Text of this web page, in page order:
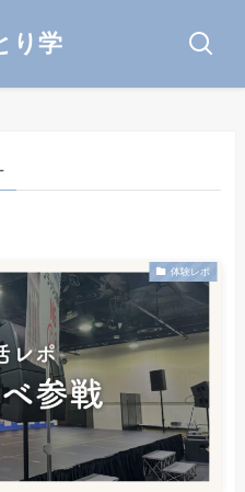
り学
体験レポ